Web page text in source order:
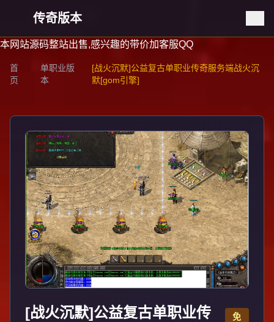
传奇版本
本网站源码整站出售,感兴趣的带价加客服QQ
首
页
单职业版
本
[战火沉默]公益复古单职业传奇服务端战火沉
默[gom引擎]
[战火沉默]公益复古单职业传
免